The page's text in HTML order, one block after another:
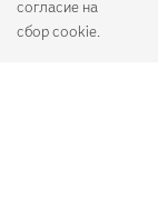
согласие на
сбор cookie.